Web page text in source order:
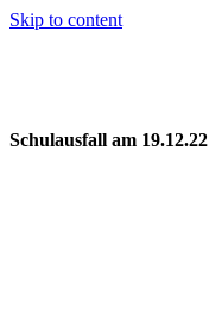
Skip to content
Schulausfall am 19.12.22